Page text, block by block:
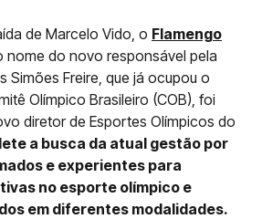
de Marcelo Vido, o Flamengo
nome do novo responsável pela
Simões Freire, que já ocupou o
Olímpico Brasileiro (COB), foi
diretor de Esportes Olímpicos do
a busca da atual gestão por
e experientes para
no esporte olímpico e
em diferentes modalidades.